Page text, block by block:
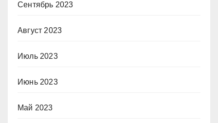
Сентябрь 2023
Август 2023
Июль 2023
Июнь 2023
Май 2023